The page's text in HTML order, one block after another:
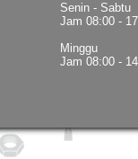
Senin - Sabtu
Jam 08:00 -
Minggu
Jam 08:00 -